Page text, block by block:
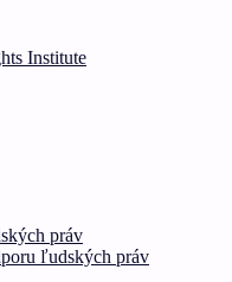
práv –
práv
ľudských práv